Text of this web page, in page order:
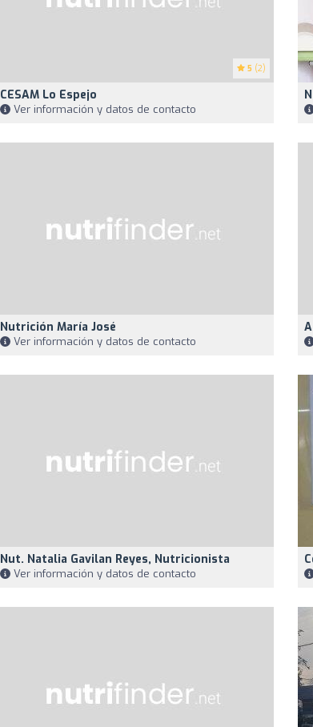
5 (2)
CESAM Lo Espejo
Ver información y datos de contacto
Nutrición María José
Ver información y datos de contacto
Nut. Natalia Gavilan Reyes, Nutricionista
Ver información y datos de contacto